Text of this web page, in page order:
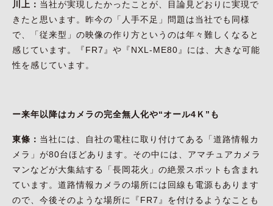
川上： 当社が実現したかったことが、目論見どおりに実現で
きたと思います。昨今の「人手不足」問題は当社でも同様
で、「従来型」の映像の作り方というのは年々難しくなると
感じています。『FR7』や『NXL-ME80』には、大きな可能
性を感じています。
ー来年以降はカメラの完全無人化や“オール4Ｋ”も
東條： 当社には、自社の電柱に取り付けてある「道路情報カ
メラ」が80台ほどあります。その中には、アマチュアカメラ
マンなどが大集結する「長岡花火」の絶景スポットも含まれ
ています。道路情報カメラの場所には回線も電源もあります
ので、今後そのような場所に『FR7』を付けるようなことも